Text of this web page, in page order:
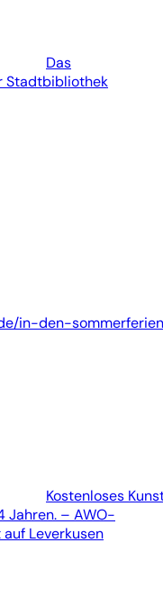
Das
Stadtbibliothek
in-den-
Kostenloses
Jahren. – AWO-
Leverkusen